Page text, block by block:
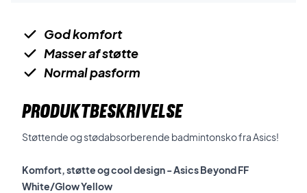
God komfort
Masser af støtte
Normal pasform
PRODUKTBESKRIVELSE
Støttende og stødabsorberende badmintonsko fra Asics!
Komfort, støtte og cool design - Asics Beyond FF
White/Glow Yellow